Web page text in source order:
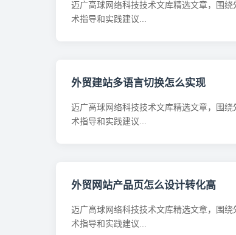
迈广高球网络科技技术文库精选文章，围
术指导和实践建议...
外贸建站多语言切换怎么实现
迈广高球网络科技技术文库精选文章，围
术指导和实践建议...
外贸网站产品页怎么设计转化高
迈广高球网络科技技术文库精选文章，围
术指导和实践建议...